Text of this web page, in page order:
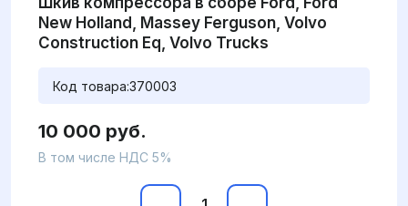
New Holland, Massey Ferguson, Volvo
Construction Eq, Volvo Trucks
Код товара:370003
10 000 руб.
В том числе НДС 5%